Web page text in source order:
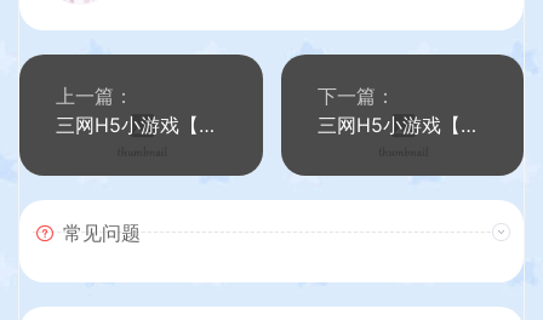
上一篇：
三网H5小游戏【我的同事不是人】最新整理WIN系服务端+Linux手工服务端+详细搭建教程
下一篇：
三网H5小游戏【锻剑开天】最新整理WIN系服务端+Linux手工服务端+详细搭建教程
常见问题